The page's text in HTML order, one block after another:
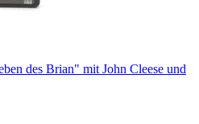
des Brian" mit John Cleese und